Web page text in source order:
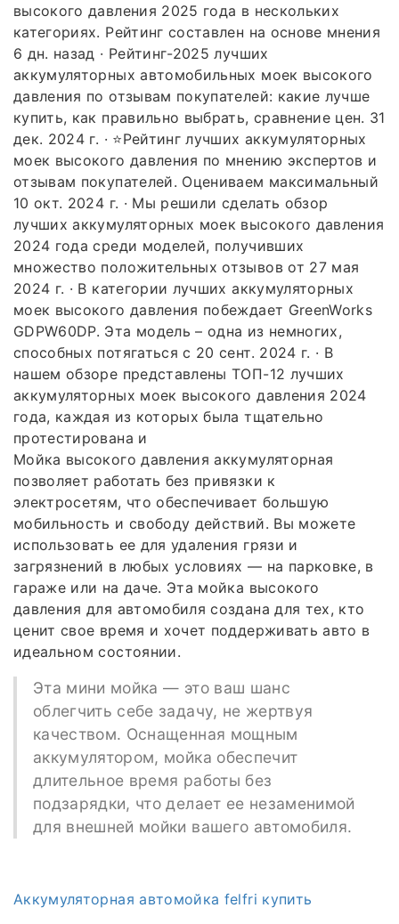
высокого давления 2025 года в нескольких
категориях. Рейтинг составлен на основе мнения
6 дн. назад · Рейтинг-2025 лучших
аккумуляторных автомобильных моек высокого
давления по отзывам покупателей: какие лучше
купить, как правильно выбрать, сравнение цен. 31
дек. 2024 г. · ⭐Рейтинг лучших аккумуляторных
моек высокого давления по мнению экспертов и
отзывам покупателей. Оцениваем максимальный
10 окт. 2024 г. · Мы решили сделать обзор
лучших аккумуляторных моек высокого давления
2024 года среди моделей, получивших
множество положительных отзывов от 27 мая
2024 г. · В категории лучших аккумуляторных
моек высокого давления побеждает GreenWorks
GDPW60DP. Эта модель – одна из немногих,
способных потягаться с 20 сент. 2024 г. · В
нашем обзоре представлены ТОП-12 лучших
аккумуляторных моек высокого давления 2024
года, каждая из которых была тщательно
протестирована и
Мойка высокого давления аккумуляторная
позволяет работать без привязки к
электросетям, что обеспечивает большую
мобильность и свободу действий. Вы можете
использовать ее для удаления грязи и
загрязнений в любых условиях — на парковке, в
гараже или на даче. Эта мойка высокого
давления для автомобиля создана для тех, кто
ценит свое время и хочет поддерживать авто в
идеальном состоянии.
Эта мини мойка — это ваш шанс
облегчить себе задачу, не жертвуя
качеством. Оснащенная мощным
аккумулятором, мойка обеспечит
длительное время работы без
подзарядки, что делает ее незаменимой
для внешней мойки вашего автомобиля.
Аккумуляторная автомойка felfri купить